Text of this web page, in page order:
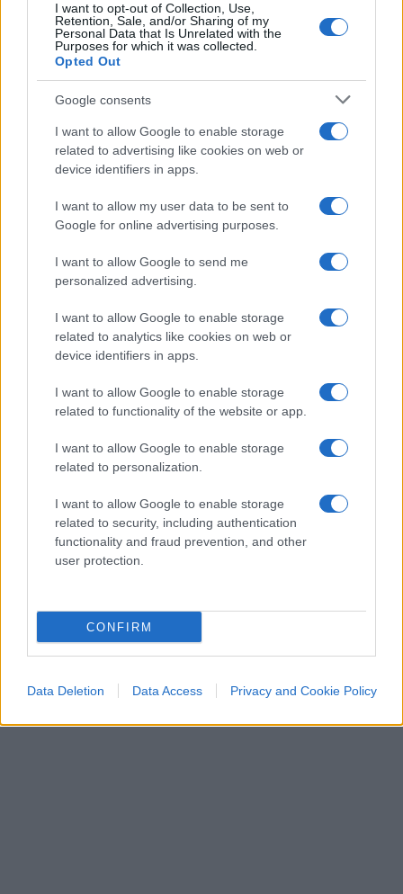
I want to opt-out of Collection, Use,
Retention, Sale, and/or Sharing of my
Personal Data that Is Unrelated with the
Purposes for which it was collected.
Opted Out
Google consents
I want to allow Google to enable storage
related to advertising like cookies on web or
device identifiers in apps.
I want to allow my user data to be sent to
Google for online advertising purposes.
I want to allow Google to send me
personalized advertising.
I want to allow Google to enable storage
related to analytics like cookies on web or
device identifiers in apps.
I want to allow Google to enable storage
related to functionality of the website or app.
I want to allow Google to enable storage
related to personalization.
I want to allow Google to enable storage
related to security, including authentication
functionality and fraud prevention, and other
user protection.
CONFIRM
Data Deletion Data Access Privacy and Cookie Policy
SEDUTE SATIRICHE
Vignetta del 04/08/2026
Vai all'archivio delle vignette
“Troisi avrebbe salvato il
nostro amore”. Il retroscena
struggente su Pino Daniele
La moglie Fabiola Sciabbarrasi racconta il ruolo
decisivo dell’attore e il messaggio d’amore
nascosto nell’ultimo concerto del cantautore
di Ivan Mazzoletti
5 Agosto 2026, 20:00
1.4k